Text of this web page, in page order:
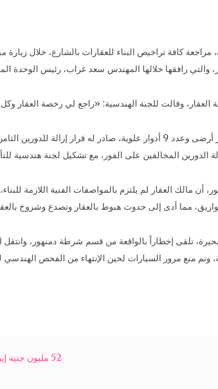
كافة تراخيص البناء للعقارات بالشارع، خلال زيارة
والتي رافقها خلالها المهندس سعد غراب، رئيس الوحدة
العقار، وقالت للجنة الهندسية: «راجع لي رخصة العقار
الدورين المخالفين على الفور، مع تشكيل لجنة هندسية
مما أدى إلى حدوث هبوط بالعقار وتصدع وشروخ
تلقى إخطاراً بالواقعة من قسم شرطة دمنهور،
وتم منع مرور السيارات لحين الإنتهاء من الفحص
52 مليون جنيه إيرادات النشاط بـ«اليايات»